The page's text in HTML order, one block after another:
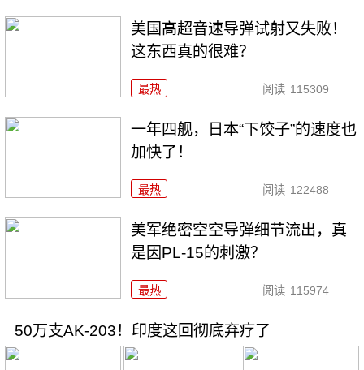
美国高超音速导弹试射又失败！
这东西真的很难？
最热 阅读 115309
一年四舰，日本“下饺子”的速度也
加快了！
最热 阅读 122488
美军绝密空空导弹细节流出，真
是因PL-15的刺激？
最热 阅读 115974
50万支AK-203！印度这回彻底弃疗了